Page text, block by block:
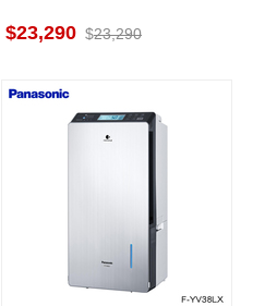
23,290 23,290